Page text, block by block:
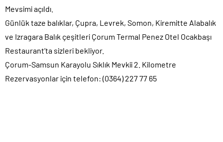
Mevsimi açıldı.
Günlük taze balıklar, Çupra, Levrek, Somon, Kiremitte Alabalık
ve Izragara Balık çeşitleri Çorum Termal Penez Otel Ocakbaşı
Restaurant’ta sizleri bekliyor.
Çorum-Samsun Karayolu Sıklık Mevkii 2. Kilometre
Rezervasyonlar için telefon: (0364) 227 77 65